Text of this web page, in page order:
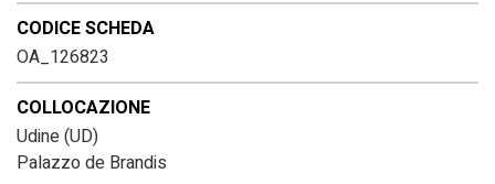
CODICE SCHEDA
OA_126823
COLLOCAZIONE
Udine (UD)
Palazzo de Brandis